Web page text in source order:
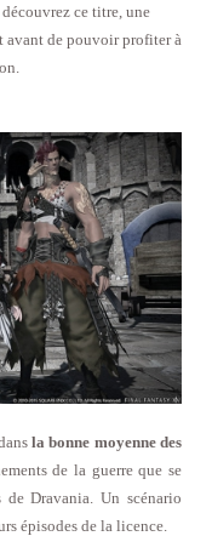
ce titre, une
avant de pouvoir profiter à
la bonne moyenne des
de la guerre que se
Dravania. Un scénario
épisodes de la licence.